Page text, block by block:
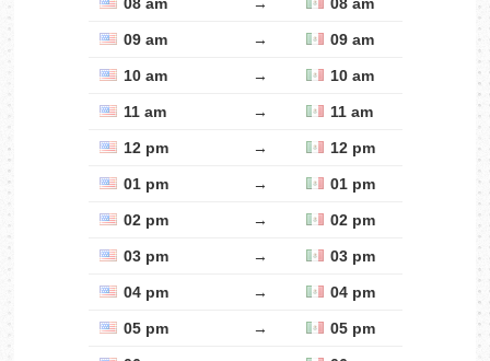
09 am → 09 am
10 am → 10 am
11 am → 11 am
12 pm → 12 pm
01 pm → 01 pm
02 pm → 02 pm
03 pm → 03 pm
04 pm → 04 pm
05 pm → 05 pm